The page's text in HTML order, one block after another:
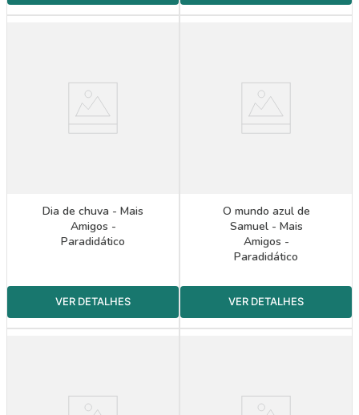
Dia de chuva - Mais
Amigos -
Paradidático
O mundo azul de
Samuel - Mais
Amigos -
Paradidático